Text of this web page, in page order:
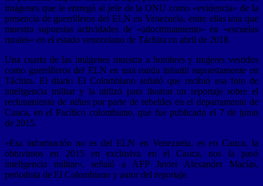
imágenes que le entregó al jefe de la ONU como «evidencia» de la
presencia de guerrilleros del ELN en Venezuela, entre ellas una que
muestra supuestas actividades de «adoctrinamiento» en «escuelas
rurales» en el estado venezolano de Táchira en abril de 2018.
Una cuarta de las imágenes muestra a hombres y mujeres vestidos
como guerrilleros del ELN en una ronda infantil supuestamente en
Táchira. El diario El Colombiano señaló que recibió esa foto de
inteligencia militar y la utilizó para ilustrar un reportaje sobre el
reclutamiento de niños por parte de rebeldes en el departamento de
Cauca, en el Pacífico colombiano, que fue publicado el 7 de junio
de 2015.
«Esa información no es del ELN en Venezuela, es en Cauca, la
obtuvimos en 2015 en exclusiva en el Cauca, nos la pasó
inteligencia militar», señaló a AFP Javier Alexander Macías,
periodista de El Colombiano y autor del reportaje.